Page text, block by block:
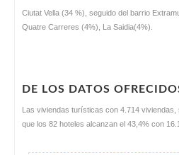
Ciutat Vella (34 %), seguido del barrio
Quatre Carreres (4%), La Saidia(4%).
DE LOS DATOS
Las viviendas turísticas con 4.714 viviendas,
que los 82 hoteles alcanzan el 43,4% con